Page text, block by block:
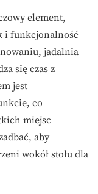
element,
i funkcjonalność
jadalnia
się czas z
jest
co
miejsc
aby
wokół stołu dla